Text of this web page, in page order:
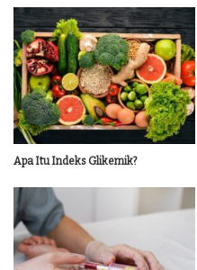
Apa Itu Indeks Glikemik?